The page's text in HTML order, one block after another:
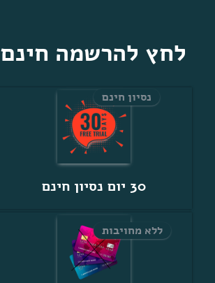
לחץ להרשמה חינם
30 יום נסיון חינם
נסיון חינם
ללא מחויבות